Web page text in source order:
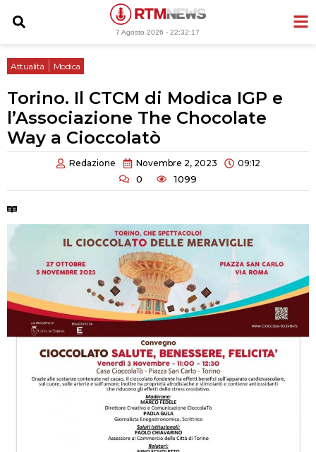
7 Agosto 2026 -22:32:18
Attualità Modica
Torino. Il CTCM di Modica IGP e
l’Associazione The Chocolate
Way a Cioccolatò
Redazione Novembre 2, 2023 09:12
0 1099